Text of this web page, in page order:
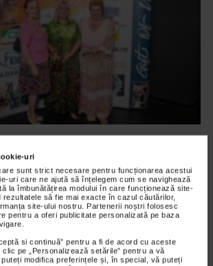
uri
sunt strict necesare pentru funcționarea acestui
uri care ne ajută să înțelegem cum se navighează
la îmbunătățirea modului în care funcționează site-
rezultatele să fie mai exacte în cazul căutărilor,
site-ului nostru. Partenerii noștri folosesc
pentru a oferi publicitate personalizată pe baza
si continuă” pentru a fi de acord cu aceste
pe „Personalizează setările” pentru a vă
modifica preferințele și, în special, vă puteți
DARUL ARIPILOR